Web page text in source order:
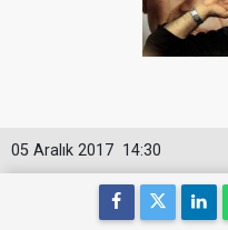
14:30
05 Aralık 2017